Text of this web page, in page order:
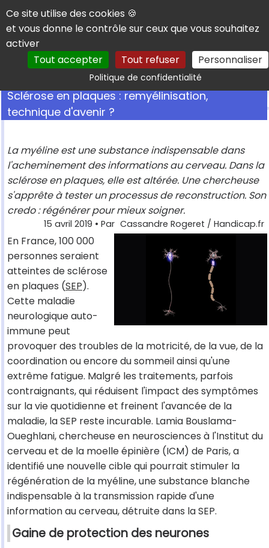
Panneau de gestion des cookies
Ce site utilise des cookies 🍪
et vous donne le contrôle sur ceux que vous souhaitez
activer
Tout accepter
Tout refuser Personnaliser
Politique de confidentialitéRechercher
Sclérose en plaques : remyélinisation,
technique d'avenir ?
La myéline est une substance indispensable dans
l'acheminement des informations au cerveau. Dans la
sclérose en plaques, elle est altérée. Une chercheuse
s'apprête à tester un processus de reconstruction. Son
credo : régénérer pour mieux soigner.
15 avril 2019 • Par Cassandre Rogeret / Handicap.fr
En France, 100 000
personnes seraient
atteintes de sclérose
en plaques (SEP).
Cette maladie
neurologique auto-
immune peut
provoquer des troubles de la motricité, de la vue, de la
coordination ou encore du sommeil ainsi qu'une
extrême fatigue. Malgré les traitements, parfois
contraignants, qui réduisent l'impact des symptômes
sur la vie quotidienne et freinent l'avancée de la
maladie, la SEP reste incurable. Lamia Bouslama-
Oueghlani, chercheuse en neurosciences à l'Institut du
cerveau et de la moelle épinière (ICM) de Paris, a
identifié une nouvelle cible qui pourrait stimuler la
régénération de la myéline, une substance blanche
indispensable à la transmission rapide d'une
information au cerveau, détruite dans la SEP.
Gaine de protection des neurones